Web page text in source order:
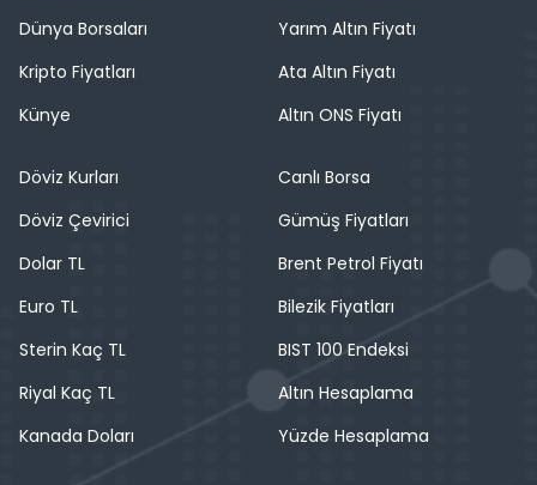
Dünya Borsaları
Kripto Fiyatları
Künye
Yarım Altın Fiyatı
Ata Altın Fiyatı
Altın ONS Fiyatı
Döviz Kurları
Döviz Çevirici
Dolar TL
Euro TL
Sterin Kaç TL
Riyal Kaç TL
Kanada Doları
Canlı Borsa
Gümüş Fiyatları
Brent Petrol Fiyatı
Bilezik Fiyatları
BIST 100 Endeksi
Altın Hesaplama
Yüzde Hesaplama